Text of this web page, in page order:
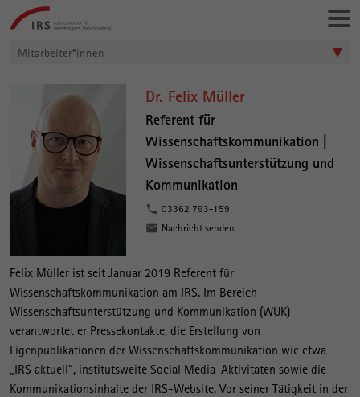
Gehe
direkt
Leibniz-
Institut
Mitarbeiter*innen
e
x
M
ü
l
l
e
Dr. Felix Müller
Referent für
Wissenschaftskommunikation |
Wissenschaftsunterstützung und
Kommunikation
03362 793-159
Nachricht senden
Felix Müller ist seit Januar 2019 Referent für
Wissenschaftskommunikation am IRS. Im Bereich
Wissenschaftsunterstützung und Kommunikation (WUK)
verantwortet er Pressekontakte, die Erstellung von
Eigenpublikationen der Wissenschaftskommunikation wie etwa
„IRS aktuell“, institutsweite Social Media-Aktivitäten sowie die
Kommunikationsinhalte der IRS-Website. Vor seiner Tätigkeit in der